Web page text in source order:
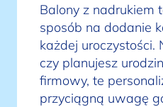
Balony z nadrukiem
sposób na dodanie
każdej uroczystości.
czy planujesz
firmowy, te
przyciągną uwagę